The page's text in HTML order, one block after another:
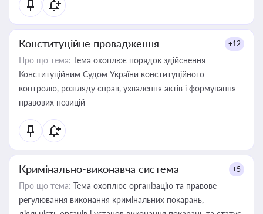
Конституційне провадження +12
Про що тема: Тема охоплює порядок здійснення
Конституційним Судом України конституційного
контролю, розгляду справ, ухвалення актів і формування
правових позицій
Кримінально-виконавча система +5
Про що тема: Тема охоплює організацію та правове
регулювання виконання кримінальних покарань,